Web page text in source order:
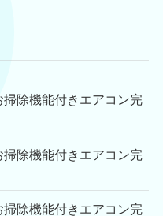
除機能付きエアコン完
除機能付きエアコン完
除機能付きエアコン完